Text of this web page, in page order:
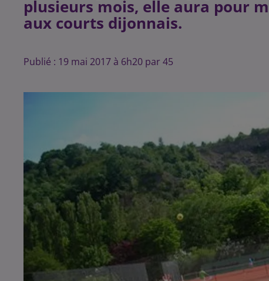
plusieurs mois, elle aura pour
Publié : 19 mai 2017 à 6h20 par 45